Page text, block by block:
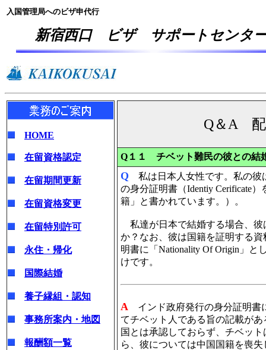
入国管理局へのビザ申代行
新宿西口 ビザ サポートセンタ
HOME
在留資格認定
在留期間更新
在留資格変更
在留特別許可
永住・帰化
国際結婚
養子縁組・認知
事務所案内・地図
報酬額一覧
Q＆A 配
Q１１ チベット難民の彼との結
Q 私は日本人女性です。私の彼
の身分証明書（Identiy Cerificate
籍」と書かれています。）。
私達が日本で結婚する場合、彼
か？なお、彼は国籍を証明する
明書に「Nationality Of Origin」
けです。
A インド政府発行の身分証明書
てチベット人である旨の記載が
国とは承認しておらず、チベッ
ら、彼については中国国籍を喪